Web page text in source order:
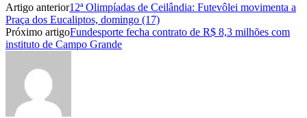
Artigo anterior12ª Olimpíadas de Ceilândia: Futevôlei movimenta a
Praça dos Eucaliptos, domingo (17)
Próximo artigoFundesporte fecha contrato de R$ 8,3 milhões com
instituto de Campo Grande